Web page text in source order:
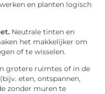
en planten logisch
Neutrale tinten en
het makkelijker om
of te wisselen.
grotere ruimtes of in de
eten, ontspannen,
zonder muren te